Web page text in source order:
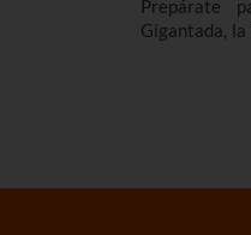
Prepárate
Gigantada,